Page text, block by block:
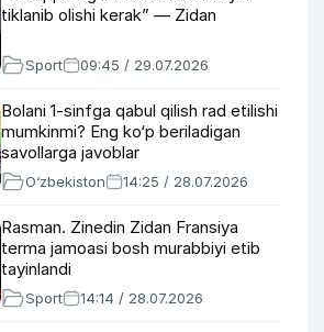
tiklanib olishi kerak” — Zidan
Sport 09:45 / 29.07.2026
Bolani 1-sinfga qabul qilish rad etilishi
mumkinmi? Eng ko‘p beriladigan
savollarga javoblar
O‘zbekiston 14:25 / 28.07.2026
Rasman. Zinedin Zidan Fransiya
terma jamoasi bosh murabbiyi etib
tayinlandi
Sport 14:14 / 28.07.2026